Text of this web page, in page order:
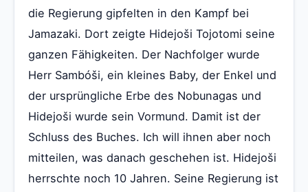
die Regierung gipfelten in den Kampf bei
Jamazaki. Dort zeigte Hidejoši Tojotomi seine
ganzen Fähigkeiten. Der Nachfolger wurde
Herr Sambóši, ein kleines Baby, der Enkel und
der ursprüngliche Erbe des Nobunagas und
Hidejoši wurde sein Vormund. Damit ist der
Schluss des Buches. Ich will ihnen aber noch
mitteilen, was danach geschehen ist. Hidejoši
herrschte noch 10 Jahren. Seine Regierung ist